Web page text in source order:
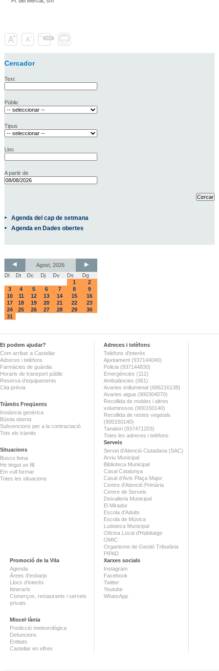
Cercador
Text
Públic
Tipus
Lloc
A partir de
Agenda del cap de setmana
Agenda en Dades obertes
Agost, 2026
Dl
Dt Dc Dj Dv Ds
Dg
1
2
3
4 5 6 7 8
9
10
11 12 13 14 15
16
17
18 19 20 21 22
23
24
25 26 27 28 29
30
31
Et podem ajudar?
Com arribar a Castellar
Adreces i telèfons
Farmàcies de guàrdia
Horaris de transport públic
Reserva d'equipaments
Cita prèvia
Tràmits Freqüents
Instància genèrica
Bústia oberta
Subvencions per a la contractació
Tots els tràmits
Situacions
Busco feina
He tingut un fill
Em vull formar
Totes les situacions
Adreces i telèfons
Telèfons d'interès
Ajuntament (937144040)
Policia (937144830)
Emergències (112)
Ambulàncies (061)
Avaries enllumenat (686216138)
Avaries aigua (900304070)
Recollida de mobles i altres
voluminosos (900150140)
Recollida de restes vegetals
(900150140)
Tanatori (937471203)
Totes les adreces i telèfons
Serveis
Servei d'Atenció Ciutadana (SAC)
Arxiu Municipal
Biblioteca Municipal
Casal Catalunya
Casal d'Avis Plaça Major
Centre d'Atenció Primària
Centre de Serveis
Deixalleria Municipal
El Mirador
Escola d'Adults
Escola de Música
Ludoteca Municipal
Oficina Local d'Habitatge
OMIC
Organisme de Gestió Tributària
PIPAD
Promoció de la Vila
Agenda
Àrees d'esbarjo
Llocs d'interès
Itineraris
Comerços, restaurants i serveis
privats
Miscel·lània
Predicció meteorològica
Defuncions
Entitats
Castellar en xifres
Xarxes socials
Instagram
Facebook
Twitter
Youtube
WhatsApp